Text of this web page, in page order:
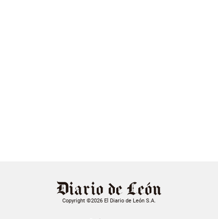
Copyright ©2026 El Diario de León S.A.